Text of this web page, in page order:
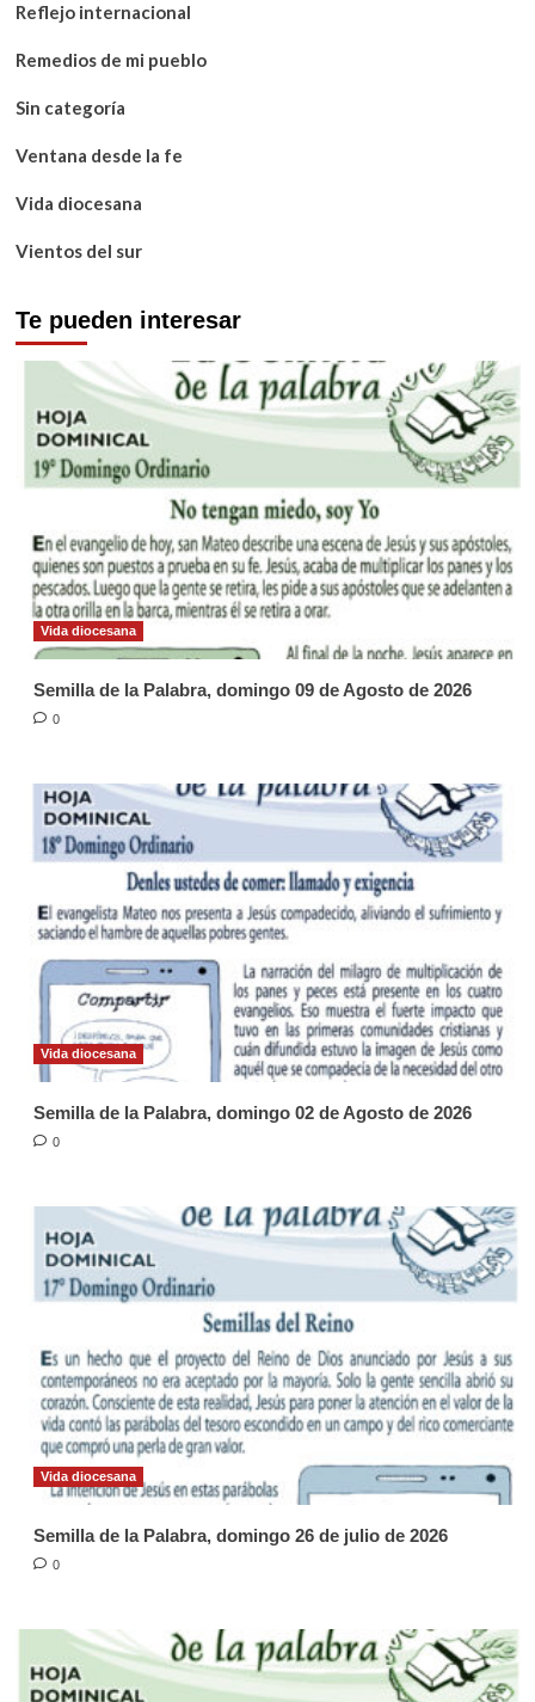
Reflejo internacional
Remedios de mi pueblo
Sin categoría
Ventana desde la fe
Vida diocesana
Vientos del sur
Te pueden interesar
Vida diocesana
Semilla de la Palabra, domingo 09 de Agosto de 2026
0
Vida diocesana
Semilla de la Palabra, domingo 02 de Agosto de 2026
0
Vida diocesana
Semilla de la Palabra, domingo 26 de julio de 2026
0